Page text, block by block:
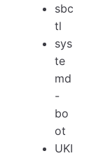
sbc
tl
sys
te
md
-
bo
ot
UKI